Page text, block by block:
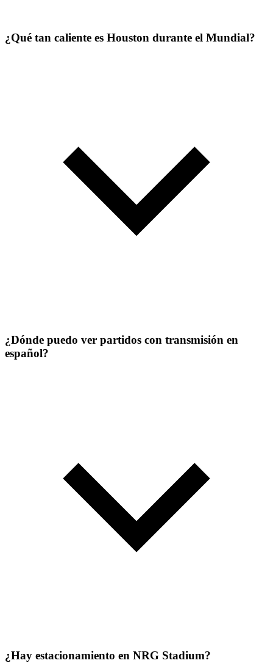
¿Qué tan caliente es Houston durante el Mundial?
¿Dónde puedo ver partidos con transmisión en
español?
¿Hay estacionamiento en NRG Stadium?